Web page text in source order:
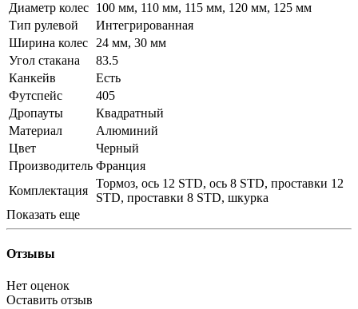
Диаметр колес 100 мм, 110 мм, 115 мм, 120 мм, 125 мм
Тип рулевой
Интегрированная
Ширина колес
24 мм, 30 мм
Угол стакана
83.5
Канкейв
Есть
Футспейс
405
Дропауты
Квадратный
Материал
Алюминий
Цвет
Черный
Производитель Франция
Комплектация
Тормоз, ось 12 STD, ось 8 STD, проставки 12
STD, проставки 8 STD, шкурка
Показать еще
Отзывы
Нет оценок
Оставить отзыв